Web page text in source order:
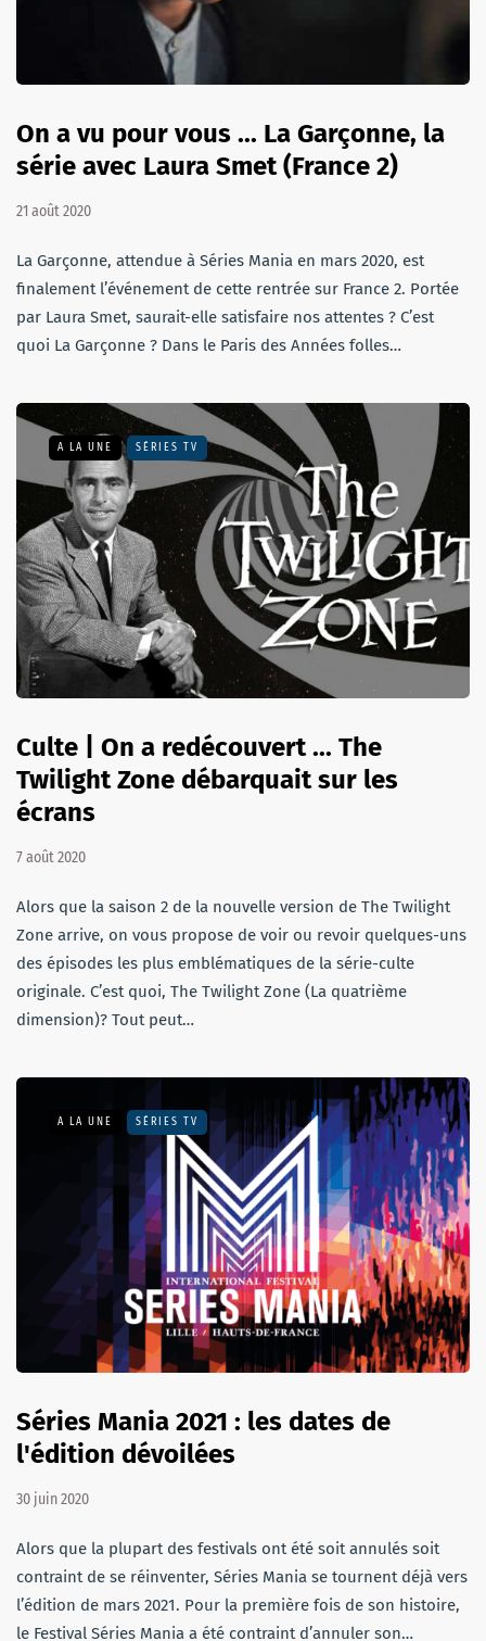
On a vu pour vous ... La Garçonne, la
série avec Laura Smet (France 2)
21 août 2020
La Garçonne, attendue à Séries Mania en mars 2020, est
finalement l’événement de cette rentrée sur France 2. Portée
par Laura Smet, saurait-elle satisfaire nos attentes ? C’est
quoi La Garçonne ? Dans le Paris des Années folles…
A LA UNE SÉRIES TV
Culte | On a redécouvert ... The
Twilight Zone débarquait sur les
écrans
7 août 2020
Alors que la saison 2 de la nouvelle version de The Twilight
Zone arrive, on vous propose de voir ou revoir quelques-uns
des épisodes les plus emblématiques de la série-culte
originale. C’est quoi, The Twilight Zone (La quatrième
dimension)? Tout peut…
A LA UNE SÉRIES TV
Séries Mania 2021 : les dates de
l'édition dévoilées
30 juin 2020
Alors que la plupart des festivals ont été soit annulés soit
contraint de se réinventer, Séries Mania se tournent déjà vers
l’édition de mars 2021. Pour la première fois de son histoire,
le Festival Séries Mania a été contraint d’annuler son…